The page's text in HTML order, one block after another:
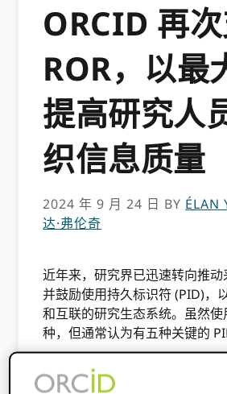
ORCID 再
ROR，以最
提高研究人
织信息质量
2024 年 9 月 24 日 BY ÉLAN
达·弗伦奇
近年来，研究界已迅速转向推动
并鼓励使用持久标识符 (PID)，
和互联的研究生态系统。虽然
种，但通常认为有五种关键的
人员（即研究人员和贡献者
ORCID iDs)